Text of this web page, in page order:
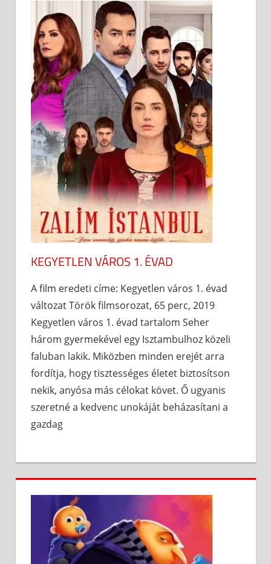
KEGYETLEN VÁROS 1. ÉVAD
A film eredeti címe: Kegyetlen város 1. évad
változat Török filmsorozat, 65 perc, 2019
Kegyetlen város 1. évad tartalom Seher
három gyermekével egy Isztambulhoz közeli
faluban lakik. Miközben minden erejét arra
fordítja, hogy tisztességes életet biztosítson
nekik, anyósa más célokat követ. Ő ugyanis
szeretné a kedvenc unokáját beházasítani a
gazdag